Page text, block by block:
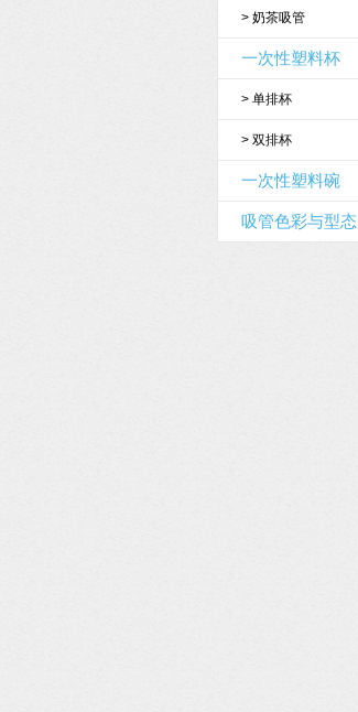
> 奶茶吸管
一次性塑料杯
> 单排杯
> 双排杯
一次性塑料碗
吸管色彩与型态